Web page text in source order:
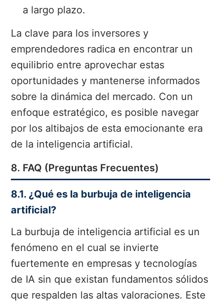
a largo plazo.
La clave para los inversores y
emprendedores radica en encontrar un
equilibrio entre aprovechar estas
oportunidades y mantenerse informados
sobre la dinámica del mercado. Con un
enfoque estratégico, es posible navegar
por los altibajos de esta emocionante era
de la inteligencia artificial.
8. FAQ (Preguntas Frecuentes)
8.1. ¿Qué es la burbuja de inteligencia
artificial?
La burbuja de inteligencia artificial es un
fenómeno en el cual se invierte
fuertemente en empresas y tecnologías
de IA sin que existan fundamentos sólidos
que respalden las altas valoraciones. Este